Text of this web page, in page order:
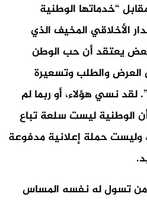
“خدماتها الوطنية
الأخلاقي المخيف الذي
يعتقد أن حب الوطن
والطلب وتسعيرة
لقد نسي هؤلاء، أو ربما لم
الوطنية ليست سلعة تباع
حملة إعلانية مدفوعة
تسول له نفسه المساس